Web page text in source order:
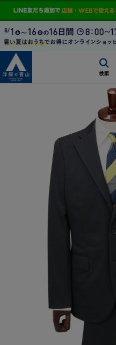
検索